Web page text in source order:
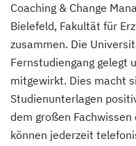
Coaching & Change
Bielefeld, Fakultät für
zusammen. Die
Fernstudiengang gelegt
mitgewirkt. Dies macht
Studienunterlagen
dem großen Fachwissen
können jederzeit